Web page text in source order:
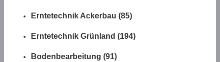
Erntetechnik Ackerbau (85)
Erntetechnik Grünland (194)
Bodenbearbeitung (91)